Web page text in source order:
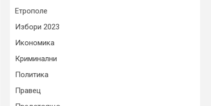
Етрополе
Избори 2023
Икономика
Криминални
Политика
Правец